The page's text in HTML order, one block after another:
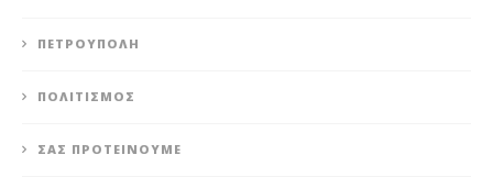
ΠΕΤΡΟΎΠΟΛΗ
ΠΟΛΙΤΙΣΜΌΣ
ΣΑΣ ΠΡΟΤΕΊΝΟΥΜΕ